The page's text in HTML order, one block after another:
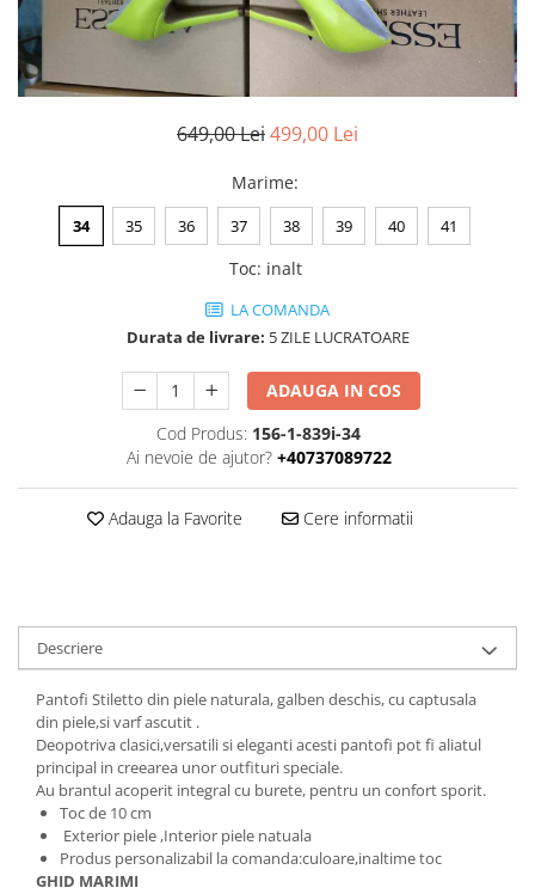
Posete
Rucsac
Plic
Mov
Visiniu
649,00 Lei499,00 Lei
Marime:
34 35 36 37 38 39 40 41
Toc: inalt
LA COMANDA
Durata de livrare: 5 ZILE LUCRATOARE
ADAUGA IN COS
Cod Produs: 156-1-839i-34
Ai nevoie de ajutor? +40737089722
Adauga la Favorite Cere informatii
Descriere
Pantofi Stiletto din piele naturala, galben deschis, cu captusala
din piele,si varf ascutit .
Deopotriva clasici,versatili si eleganti acesti pantofi pot fi aliatul
principal in creearea unor outfituri speciale.
Au brantul acoperit integral cu burete, pentru un confort sporit.
Toc de 10 cm
Exterior piele ,Interior piele natuala
Produs personalizabil la comanda:culoare,inaltime toc
GHID MARIMI